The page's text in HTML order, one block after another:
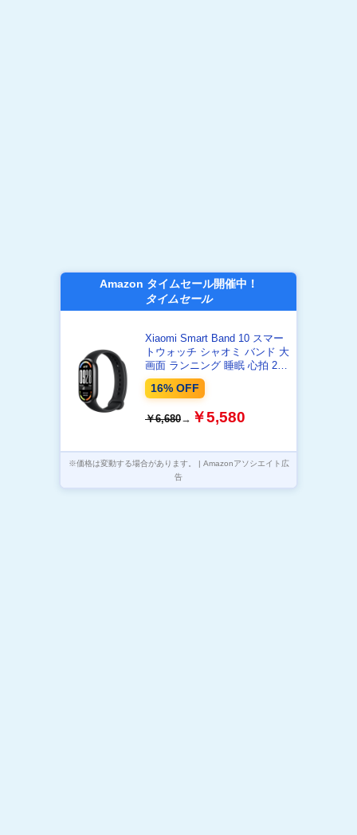
Amazon タイムセール開催中！
タイムセール
Xiaomi Smart Band 10 スマー
トウォッチ シャオミ バンド 大
画面 ランニング 睡眠 心拍 21
日間持続 LINE通知 防水 軽量
16% OFF
￥6,680→ ￥5,580
※価格は変動する場合があります。 | Amazonアソシエイト広
告